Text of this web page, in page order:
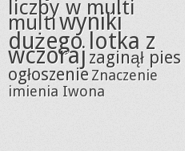
liczby w multi
multiwyniki
dużego lotka z
wczoraj zaginął pies
ogłoszenieZnaczenie
imienia Iwona